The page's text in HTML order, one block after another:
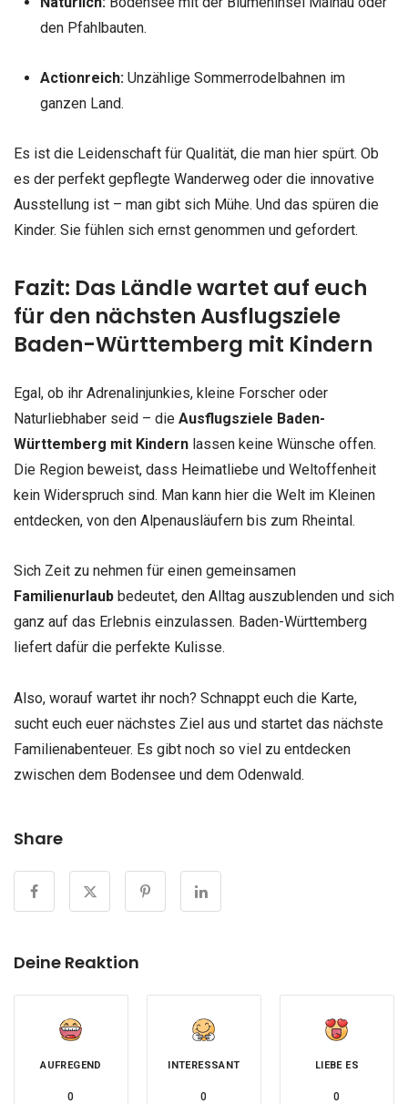
den Pfahlbauten.
Actionreich:Unzählige Sommerrodelbahnen im
ganzen Land.
Es ist die Leidenschaft für Qualität, die man hier spürt. Ob
es der perfekt gepflegte Wanderweg oder die innovative
Ausstellung ist – man gibt sich Mühe. Und das spüren die
Kinder. Sie fühlen sich ernst genommen und gefordert.
Fazit: Das Ländle wartet auf euch
für den nächsten Ausflugsziele
Baden-Württemberg mit Kindern
Egal, ob ihr Adrenalinjunkies, kleine Forscher oder
Naturliebhaber seid – die Ausflugsziele Baden-
Württemberg mit Kindern lassen keine Wünsche offen.
Die Region beweist, dass Heimatliebe und Weltoffenheit
kein Widerspruch sind. Man kann hier die Welt im Kleinen
entdecken, von den Alpenausläufern bis zum Rheintal.
Sich Zeit zu nehmen für einen gemeinsamen
Familienurlaub bedeutet, den Alltag auszublenden und sich
ganz auf das Erlebnis einzulassen. Baden-Württemberg
liefert dafür die perfekte Kulisse.
Also, worauf wartet ihr noch? Schnappt euch die Karte,
sucht euch euer nächstes Ziel aus und startet das nächste
Familienabenteuer. Es gibt noch so viel zu entdecken
zwischen dem Bodensee und dem Odenwald.
Share
Deine Reaktion
AUFREGEND
0
INTERESSANT
0
LIEBE ES
0